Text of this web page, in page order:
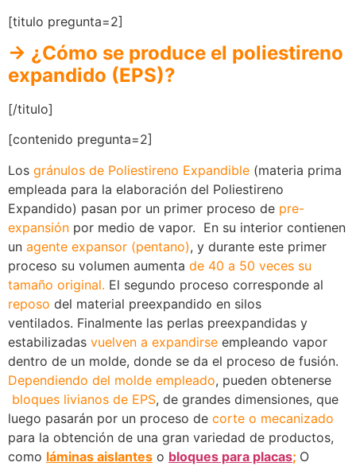
[titulo pregunta=2]
→ ¿Cómo se produce el poliestireno
expandido (EPS)?
[/titulo]
[contenido pregunta=2]
Los gránulos de Poliestireno Expandible (materia prima
empleada para la elaboración del Poliestireno
Expandido) pasan por un primer proceso de pre-
expansión por medio de vapor. En su interior contienen
un agente expansor (pentano), y durante este primer
proceso su volumen aumenta de 40 a 50 veces su
tamaño original. El segundo proceso corresponde al
reposo del material preexpandido en silos
ventilados. Finalmente las perlas preexpandidas y
estabilizadas vuelven a expandirse empleando vapor
dentro de un molde, donde se da el proceso de fusión.
Dependiendo del molde empleado, pueden obtenerse
bloques livianos de EPS, de grandes dimensiones, que
luego pasarán por un proceso de corte o mecanizado
para la obtención de una gran variedad de productos,
como láminas aislantes o bloques para placas; O